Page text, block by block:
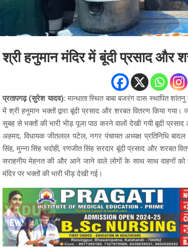
श्री हनुमान मंदिर में बूंदी प्रसाद और
प्रतापगढ़ (सुरेश यादव): मान्धाता स्थित बाबा बजरंग दास स्थापित
में श्री हनुमान भक्तों द्वारा बूंदी प्रसाद और शरबत वितरण किया गया।
सुबह से भक्तों की भारी भीड़ पूजा पाठ करने वालों देखी गयी बूदी
अहमद, विधायक जीतलाल पटेल, नगर पंचायत अध्यक्ष प्रतिनिधि बादल
सिंह, मुन्ना सिंह भदोही, रणजीत सिंह सरदार बूंदी प्रसाद और शरबत
सराहनीय मेहनत की और आने जाने वाले लोगों के साथ साथ वाहनों
मंदिर पर भक्तों की भारी भीड़ देखी गई।